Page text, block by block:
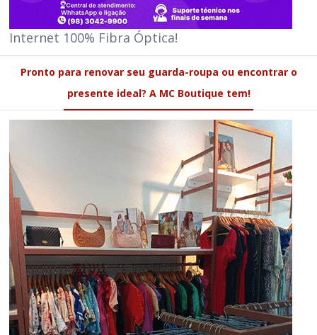
Internet 100% Fibra Óptica!
Pronto para renovar seu guarda-roupa ou encontrar o
presente ideal? A MC Boutique tem!